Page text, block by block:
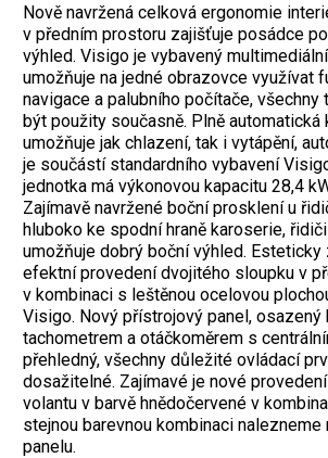
Nově navržená celková ergonomie
v předním prostoru zajišťuje posádce
výhled. Visigo je vybavený
umožňuje na jedné obrazovce využívat
navigace a palubního počítače, všechny
být použity současně. Plně automatická
umožňuje jak chlazení, tak i vytápění,
je součástí standardního vybavení
jednotka má výkonovou kapacitu 28,4
Zajímavě navržené boční prosklení u
hluboko ke spodní hraně karoserie,
umožňuje dobrý boční výhled. Esteticky
efektní provedení dvojitého sloupku v
v kombinaci s leštěnou ocelovou
Visigo. Nový přístrojový panel, osazený
tachometrem a otáčkoměrem s
přehledný, všechny důležité ovládací
dosažitelné. Zajímavé je nové
volantu v barvě hnědočervené v
stejnou barevnou kombinaci
panelu.